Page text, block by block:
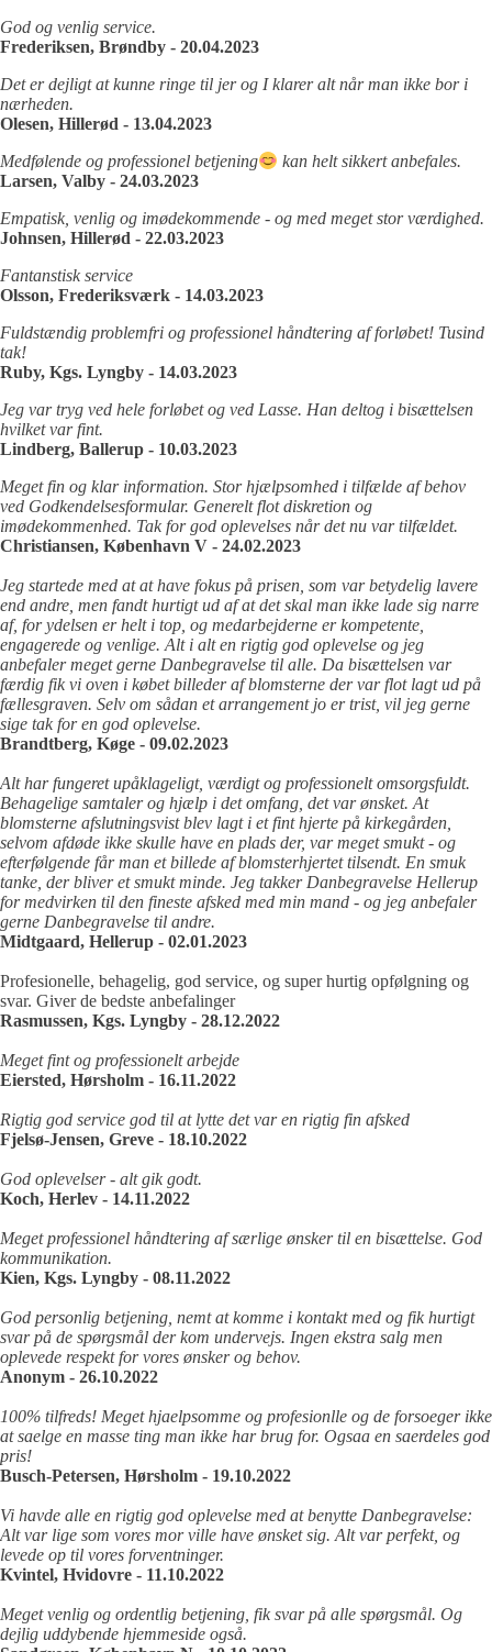
God og venlig service.
Frederiksen, Brøndby - 20.04.2023
Det er dejligt at kunne ringe til jer og I klarer alt når man ikke bor i
nærheden.
Olesen, Hillerød - 13.04.2023
Medfølende og professionel betjening
kan helt sikkert anbefales.
Larsen, Valby - 24.03.2023
Empatisk, venlig og imødekommende - og med meget stor værdighed.
Johnsen, Hillerød - 22.03.2023
Fantanstisk service
Olsson, Frederiksværk - 14.03.2023
Fuldstændig problemfri og professionel håndtering af forløbet! Tusind
tak!
Ruby, Kgs. Lyngby - 14.03.2023
Jeg var tryg ved hele forløbet og ved Lasse. Han deltog i bisættelsen
hvilket var fint.
Lindberg, Ballerup - 10.03.2023
Meget fin og klar information. Stor hjælpsomhed i tilfælde af behov
ved Godkendelsesformular. Generelt flot diskretion og
imødekommenhed. Tak for god oplevelses når det nu var tilfældet.
Christiansen, København V - 24.02.2023
Jeg startede med at at have fokus på prisen, som var betydelig lavere
end andre, men fandt hurtigt ud af at det skal man ikke lade sig narre
af, for ydelsen er helt i top, og medarbejderne er kompetente,
engagerede og venlige. Alt i alt en rigtig god oplevelse og jeg
anbefaler meget gerne Danbegravelse til alle. Da bisættelsen var
færdig fik vi oven i købet billeder af blomsterne der var flot lagt ud på
fællesgraven. Selv om sådan et arrangement jo er trist, vil jeg gerne
sige tak for en god oplevelse.
Brandtberg, Køge - 09.02.2023
Alt har fungeret upåklageligt, værdigt og professionelt omsorgsfuldt.
Behagelige samtaler og hjælp i det omfang, det var ønsket. At
blomsterne afslutningsvist blev lagt i et fint hjerte på kirkegården,
selvom afdøde ikke skulle have en plads der, var meget smukt - og
efterfølgende får man et billede af blomsterhjertet tilsendt. En smuk
tanke, der bliver et smukt minde. Jeg takker Danbegravelse Hellerup
for medvirken til den fineste afsked med min mand - og jeg anbefaler
gerne Danbegravelse til andre.
Midtgaard, Hellerup - 02.01.2023
Profesionelle, behagelig, god service, og super hurtig opfølgning og
svar. Giver de bedste anbefalinger
Rasmussen, Kgs. Lyngby - 28.12.2022
Meget fint og professionelt arbejde
Eiersted, Hørsholm - 16.11.2022
Rigtig god service god til at lytte det var en rigtig fin afsked
Fjelsø-Jensen, Greve - 18.10.2022
God oplevelser - alt gik godt.
Koch, Herlev - 14.11.2022
Meget professionel håndtering af særlige ønsker til en bisættelse. God
kommunikation.
Kien, Kgs. Lyngby - 08.11.2022
God personlig betjening, nemt at komme i kontakt med og fik hurtigt
svar på de spørgsmål der kom undervejs. Ingen ekstra salg men
oplevede respekt for vores ønsker og behov.
Anonym - 26.10.2022
100% tilfreds! Meget hjaelpsomme og profesionlle og de forsoeger ikke
at saelge en masse ting man ikke har brug for. Ogsaa en saerdeles god
pris!
Busch-Petersen, Hørsholm - 19.10.2022
Vi havde alle en rigtig god oplevelse med at benytte Danbegravelse:
Alt var lige som vores mor ville have ønsket sig. Alt var perfekt, og
levede op til vores forventninger.
Kvintel, Hvidovre - 11.10.2022
Meget venlig og ordentlig betjening, fik svar på alle spørgsmål. Og
dejlig uddybende hjemmeside også.